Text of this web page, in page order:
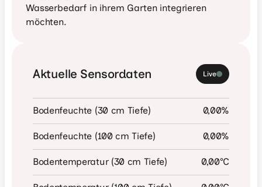
Wasserbedarf in ihrem Garten integrieren
möchten.
Aktuelle Sensordaten Live
Bodenfeuchte (30 cm Tiefe) 0,00%
Bodenfeuchte (100 cm Tiefe) 0,00%
Bodentemperatur (30 cm Tiefe) 0,00°C